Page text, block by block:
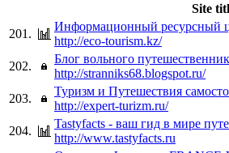
Site
201.
Информационный ресурсный
http://eco-tourism.kz/
202.
Блог вольного
http://stranniks68.blogspot.ru/
203.
Туризм и Путешествия
http://expert-turizm.ru/
204.
Tastyfacts - ваш гид в мире
http://www.tastyfacts.ru